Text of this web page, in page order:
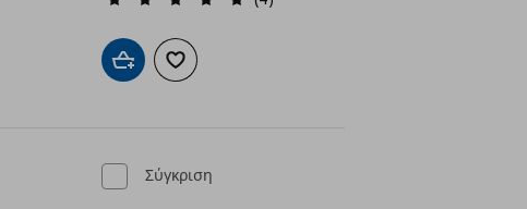
Προσθήκη στο καλάθι
Προσθήκη στα αγαπημένα
Σύγκριση